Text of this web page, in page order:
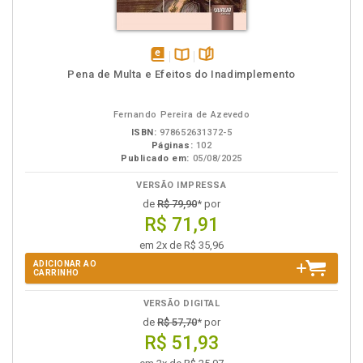
disponívelDisponível
páginas
Pena de Multa e Efeitos do Inadimplemento
Fernando Pereira de Azevedo
ISBN: 978652631372-5
Páginas: 102
Publicado em: 05/08/2025
VERSÃO IMPRESSA
de R$ 79,90* por
R$ 71,91
em 2x de R$ 35,96
ADICIONAR AO
CARRINHO
VERSÃO DIGITAL
de R$ 57,70* por
R$ 51,93